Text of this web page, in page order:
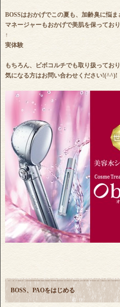
BOSSはおかげでこの夏も、加齢臭に悩
マネージャーもおかげで美肌を保ってお
↑
実体験
もちろん、ビボコルチでも取り扱ってお
気になる方はお問い合わせください!(^^)!
BOSS、PAOをはじめる